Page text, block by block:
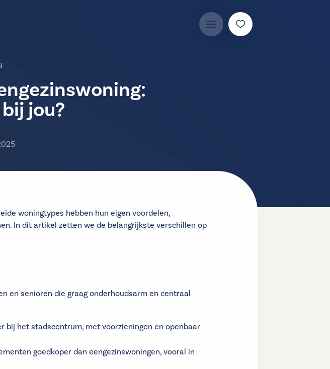
jou?
woningtypes hebben hun eigen voordelen,
In dit artikel zetten we de belangrijkste verschillen op
en senioren die graag onderhoudsarm en centraal
bij het stadscentrum, met voorzieningen en openbaar
goedkoper dan eengezinswoningen, vooral in